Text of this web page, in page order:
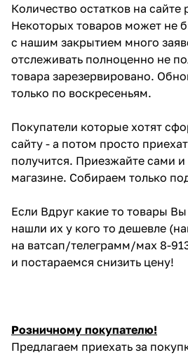
Количество остатков на сайте
Некоторых товаров может не
с нашим закрытием много
отслеживать полноценно не
товара зарезервировано.
только по воскресеньям.
Покупатели которые хотят
сайту - а потом просто
получится. Приезжайте сами и
магазине. Собираем только
Если Вдруг какие то товары Вы
нашли их у кого то дешевле
на ватсап/телеграмм/мах 8-
и постараемся снизить цену!
Розничному покупателю!
Предлагаем приехать за